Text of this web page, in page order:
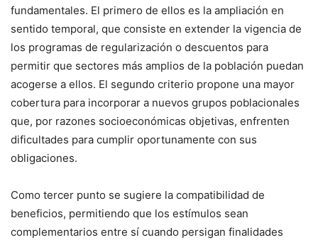
fundamentales. El primero de ellos es la ampliación en
sentido temporal, que consiste en extender la vigencia de
los programas de regularización o descuentos para
permitir que sectores más amplios de la población puedan
acogerse a ellos. El segundo criterio propone una mayor
cobertura para incorporar a nuevos grupos poblacionales
que, por razones socioeconómicas objetivas, enfrenten
dificultades para cumplir oportunamente con sus
obligaciones.
Como tercer punto se sugiere la compatibilidad de
beneficios, permitiendo que los estímulos sean
complementarios entre sí cuando persigan finalidades